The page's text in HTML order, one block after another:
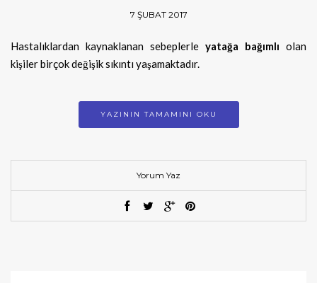
7 ŞUBAT 2017
Hastalıklardan kaynaklanan sebeplerle yatağa bağımlı olan
kişiler birçok değişik sıkıntı yaşamaktadır.
YAZININ TAMAMINI OKU
Yorum Yaz